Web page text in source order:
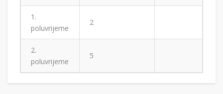
1.
poluvrijeme
2
2.
poluvrijeme
5